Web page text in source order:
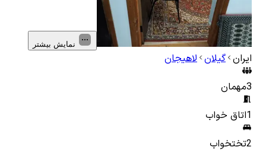
نمایش بیشتر
ایران گیلان لاهیجان
3مهمان
1اتاق خواب
2تختخواب